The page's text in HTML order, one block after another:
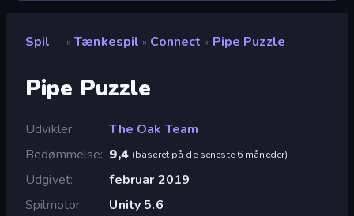
Spil » Tænkespil » Connect » Pipe Puzzle
Pipe Puzzle
Udvikler
The Oak Team
Bedømmelse 9,4 (baseret på de seneste 6 måneder)
Udgivet
februar 2019
Spilmotor
Unity 5.6